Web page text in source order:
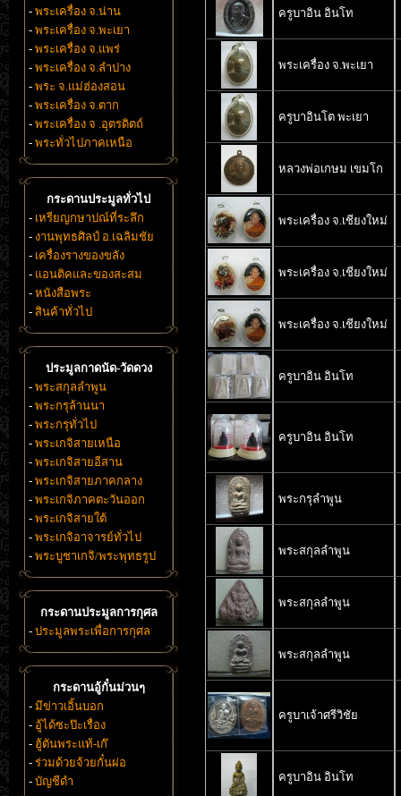
- พระเครื่อง จ.น่าน
- พระเครื่อง จ.พะเยา
- พระเครื่อง จ.แพร่
- พระเครื่อง จ.ลำปาง
- พระ จ.แม่ฮ่องสอน
- พระเครื่อง จ.ตาก
- พระเครื่อง จ .อุตรดิตถ์
- พระทั่วไปภาคเหนือ
กระดานประมูลทั่วไป
- เหรียญกษาปณ์ที่ระลึก
- งานพุทธศิลป์ อ.เฉลิมชัย
- เครื่องรางของขลัง
- แอนติคและของสะสม
- หนังสือพระ
- สินค้าทั่วไป
ประมูลกาดนัด-วัดดวง
- พระสกุลลำพูน
- พระกรุล้านนา
- พระกรุทั่วไป
- พระเกจิสายเหนือ
- พระเกจิสายอีสาน
- พระเกจิสายภาคกลาง
- พระเกจิภาคตะวันออก
- พระเกจิสายใต้
- พระเกจิอาจารย์ทั่วไป
- พระบูชาเกจิ/พระพุทธรูป
กระดานประมูลการกุศล
- ประมูลพระเพื่อการกุศล
กระดานอู้กั๋นม่วนๆ
- มีข่าวเอิ้นบอก
- อู้ได้ซะป๊ะเรื่อง
- ฮู้ตันพระแท้-เก๊
- ร่วมด้วยจ้วยกั๋นผ่อ
- บัญชีดำ
ครูบาอิน อินโท
พระเครื่อง จ.พะเยา
ครูบาอินโต พะเยา
หลวงพ่อเกษม เขมโก
พระเครื่อง จ.เชียงใหม่
พระเครื่อง จ.เชียงใหม่
พระเครื่อง จ.เชียงใหม่
ครูบาอิน อินโท
ครูบาอิน อินโท
พระกรุลำพูน
พระสกุลลำพูน
พระสกุลลำพูน
พระสกุลลำพูน
ครูบาเจ้าศรีวิชัย
ครูบาอิน อินโท